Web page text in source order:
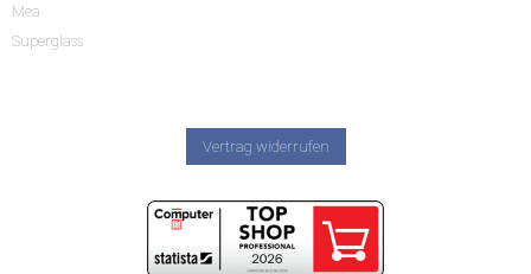
Mea
Superglass
Vertrag widerrufen